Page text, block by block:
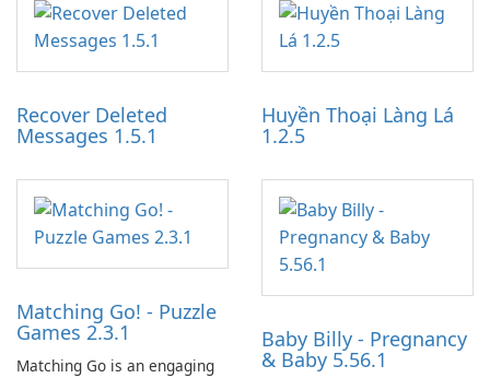
optimize the gaming
experience for Grand Theft
Auto IV.
partnerships and integrated
tools for content distribution
and audience engagement.
Recover Deleted
Messages 1.5.1
Huyền Thoại Làng Lá
1.2.5
Matching Go! - Puzzle
Games 2.3.1
Matching Go is an engaging
Baby Billy - Pregnancy
& Baby 5.56.1